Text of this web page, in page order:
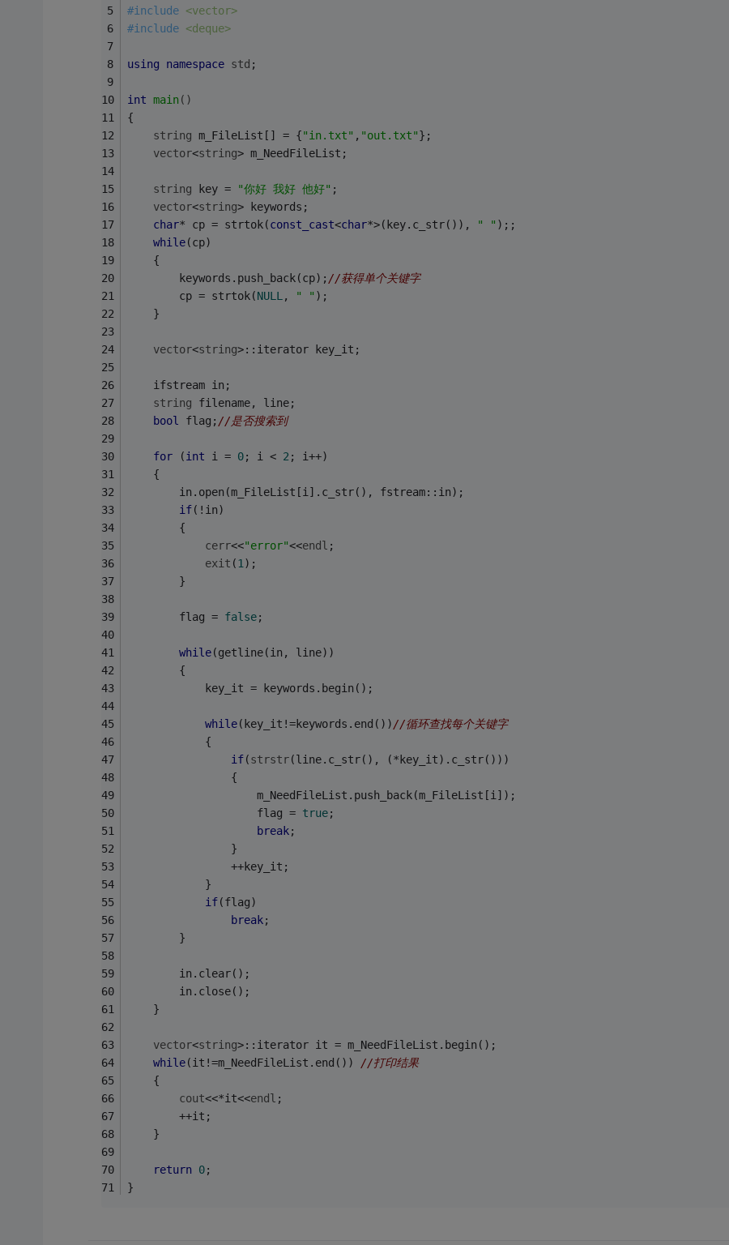
#include <vector>
#include <deque>
using namespace std ;
int main()
{
string m_FileList[] = {"in.txt" , "out.txt"};
vector<string> m_NeedFileList;
string key = "你好 我好 他好" ;
vector<string> keywords;
char* cp = strtok(const_cast<char*>(key.c_str()), " " );;
while(cp)
	{
		keywords.push_back(cp);
//获得单个关键字
		cp = strtok(
NULL , " " );
	}
vector<string>::iterator key_it;
    ifstream in;
string filename, line;
bool
flag; //是否搜索到
for (int i = 0; i < 2 ; i++)
	{
		in.open(m_FileList[i].c_str(), fstream::in);
if(!in)
		{
cerr<<"error"<<endl ;
exit (1 );
		}
		flag =
false;
while(getline(in, line))
		{
			key_it = keywords.begin();
while(key_it!=keywords.end())//循环查找每个关键字
			{
if(strstr(line.c_str(), (*key_it).c_str()))
				{
					m_NeedFileList.push_back(m_FileList[i]);
					flag =
true;
break;
				}
				++key_it;
			}
if(flag)
break;
		}
		in.clear();
		in.close();
	}
vector<string>::iterator it = m_NeedFileList.begin();
while(it!=m_NeedFileList.end()) //打印结果
	{
cout<<*it<<endl ;
		++it;
	}
return 0;
}